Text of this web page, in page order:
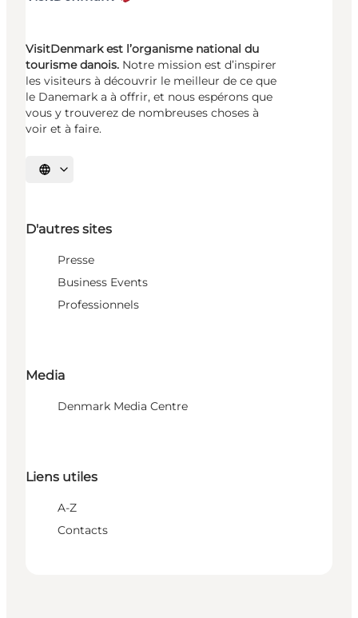
VisitDenmark est l’organisme national du
tourisme danois. Notre mission est d’inspirer
les visiteurs à découvrir le meilleur de ce que
le Danemark a à offrir, et nous espérons que
vous y trouverez de nombreuses choses à
voir et à faire.
Choisissez la langue
D'autres sites
Presse
Business Events
Professionnels
Media
Denmark Media Centre
Liens utiles
A-Z
Contacts